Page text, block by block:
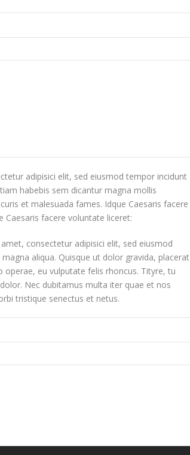
adipisici elit, sed eiusmod tempor incidunt
habebis sem dicantur magna mollis
et malesuada fames. Idque Caesaris facere
Caesaris facere voluntate liceret:
consectetur adipisici elit, sed eiusmod
aliqua. Quisque ut dolor gravida, placerat
operae, eu vulputate felis rhoncus. Tityre, tu
Nec dubitamus multa iter quae et nos
tristique senectus et netus.